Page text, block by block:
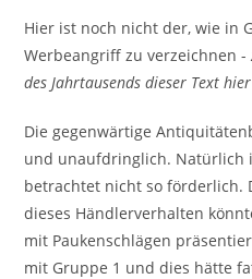
Hier ist noch nicht der, wie in
Werbeangriff zu verzeichnen -
des Jahrtausends dieser Text
Die gegenwärtige
und unaufdringlich. Natürlich
betrachtet nicht so förderlich.
dieses Händlerverhalten
mit Paukenschlägen
mit Gruppe 1 und dies hätte